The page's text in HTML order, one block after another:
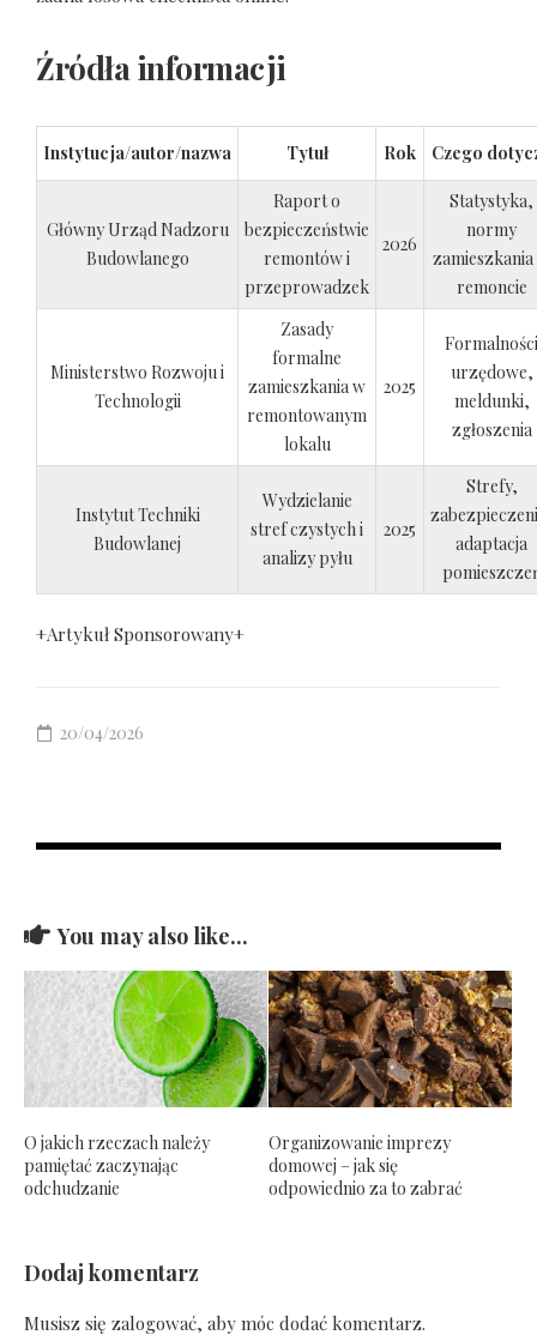
Źródła informacji
Instytucja/autor/nazwa Tytuł Rok Czego
Główny Urząd Nadzoru
Budowlanego
Raport o
bezpieczeństwie
remontów i
przeprowadzek
2026
Statystyka,
normy
remoncie
Ministerstwo Rozwoju i
Technologii
Zasady
formalne
zamieszkania w
remontowanym
lokalu
2025
Formalności
urzędowe,
meldunki,
zgłoszenia
Instytut Techniki
Budowlanej
Wydzielanie
stref czystych i
analizy pyłu
2025
Strefy,
adaptacja
+Artykuł Sponsorowany+
20/04/2026
You may also like...
O jakich rzeczach należy
pamiętać zaczynając
odchudzanie
Organizowanie imprezy
domowej – jak się
odpowiednio za to zabrać
Dodaj komentarz
Musisz się zalogować, aby móc dodać komentarz.